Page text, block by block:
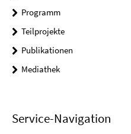
Programm
Teilprojekte
Publikationen
Mediathek
Service-Navigation